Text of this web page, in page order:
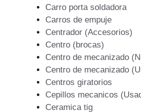
Carro porta soldadora
Carros de empuje
Centrador (Accesorios)
Centro (brocas)
Centro de mecanizado
Centro de mecanizado
Centros giratorios
Cepillos mecanicos
Ceramica tig